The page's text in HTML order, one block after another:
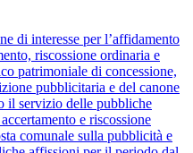
di interesse per l’affidamento
riscossione ordinaria e
patrimoniale di concessione,
pubblicitaria e del canone
il servizio delle pubbliche
e riscossione
comunale sulla pubblicità e